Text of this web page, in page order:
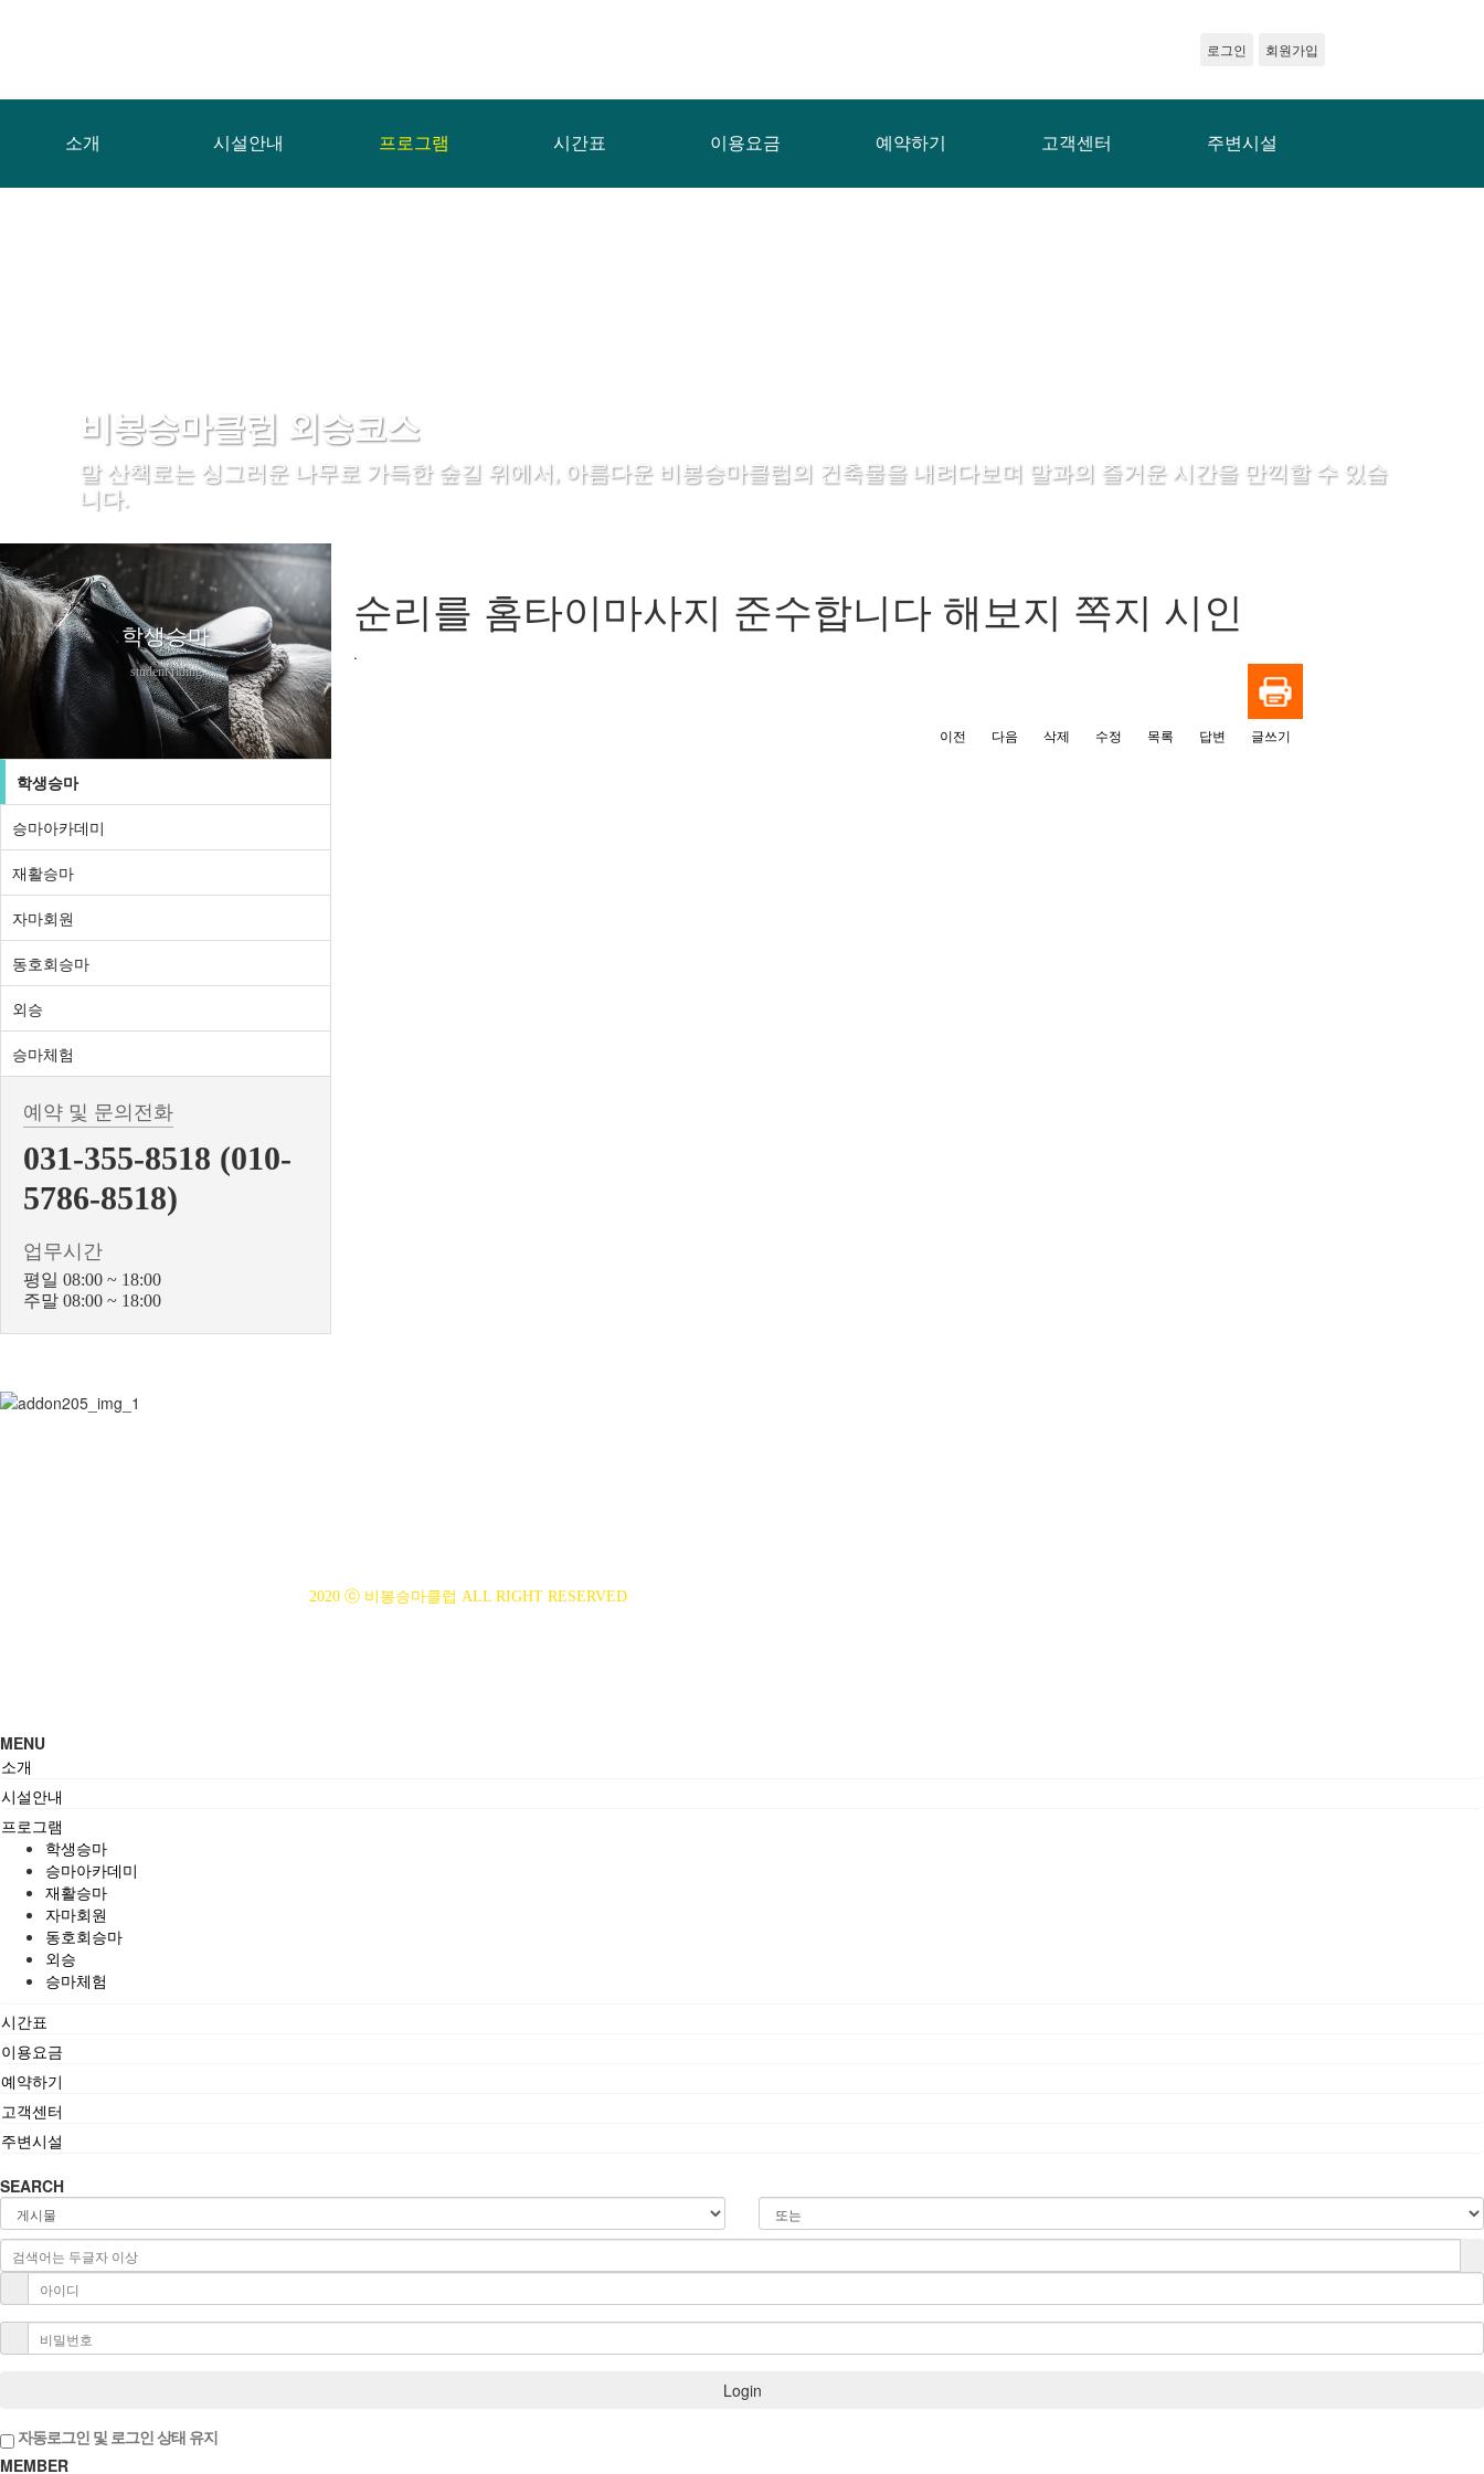
로그인 회원가입
소개 시설안내 프로그램 시간표 이용요금 예약하기 고객센터 주변시설
비봉승마클럽 외승코스
말 산책로는 싱그러운 나무로 가득한 숲길 위에서, 아름다운 비봉승마클럽의 건축물을 내려다보며 말과의 즐거운 시간을 만끽할 수 있습
니다.
학생승마
student riding
학생승마
승마아카데미
재활승마
자마회원
동호회승마
외승
승마체험
예약 및 문의전화
031-355-8518 (010-
5786-8518)
업무시간
평일 08:00 ~ 18:00
주말 08:00 ~ 18:00
순리를 홈타이마사지 준수합니다 해보지 쪽지 시인
.
이전 다음 삭제 수정 목록 답변 글쓰기
2020 ⓒ 비봉승마클럽 ALL RIGHT RESERVED
MENU
소개
시설안내
프로그램
학생승마
승마아카데미
재활승마
자마회원
동호회승마
외승
승마체험
시간표
이용요금
예약하기
고객센터
주변시설
SEARCH
Login
자동로그인 및 로그인 상태 유지
MEMBER